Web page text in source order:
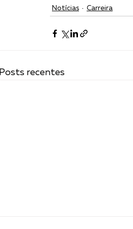
Notícias Carreira
Posts recentes